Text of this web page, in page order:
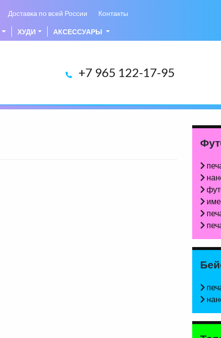
Доставка по всей России Контакты
ХУДИ АКСЕССУАРЫ
+7 965 122-17-95